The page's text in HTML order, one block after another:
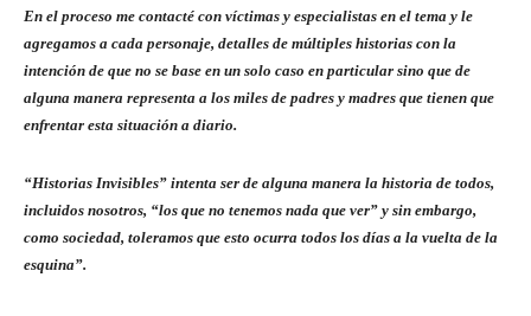
En el proceso me contacté con víctimas y especialistas en el tema y le
agregamos a cada personaje, detalles de múltiples historias con la
intención de que no se base en un solo caso en particular sino que de
alguna manera representa a los miles de padres y madres que tienen que
enfrentar esta situación a diario.
“Historias Invisibles” intenta ser de alguna manera la historia de todos,
incluidos nosotros, “los que no tenemos nada que ver” y sin embargo,
como sociedad, toleramos que esto ocurra todos los días a la vuelta de la
esquina”.